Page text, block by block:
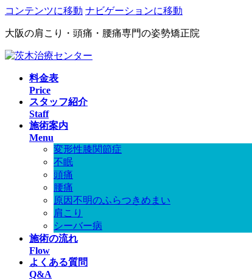
コンテンツに移動 ナビゲーションに移動
大阪の肩こり・頭痛・腰痛専門の姿勢矯正院
料金表
Price
スタッフ紹介
Staff
施術案内
Menu
変形性膝関節症
不眠
頭痛
腰痛
原因不明のふらつきめまい
肩こり
シーバー病
施術の流れ
Flow
よくある質問
Q&A